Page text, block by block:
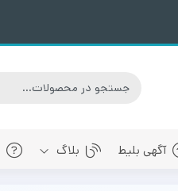
آگهی بلیط بلاگ